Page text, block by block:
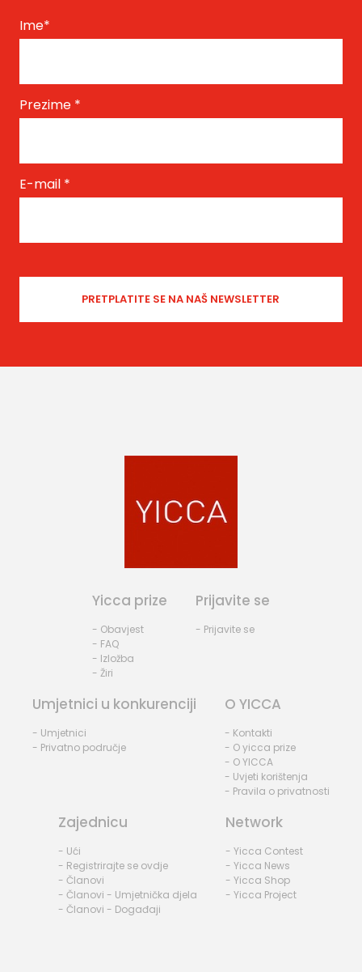
Ime*
Prezime *
E-mail *
Yicca prize
- Obavjest
- FAQ
- Izložba
- Žiri
Prijavite se
- Prijavite se
Umjetnici u konkurenciji
- Umjetnici
- Privatno područje
O YICCA
- Kontakti
- O yicca prize
- O YICCA
- Uvjeti korištenja
- Pravila o privatnosti
Zajednicu
- Ući
- Registrirajte se ovdje
- Članovi
- Članovi - Umjetnička djela
- Članovi - Događaji
Network
- Yicca Contest
- Yicca News
- Yicca Shop
- Yicca Project